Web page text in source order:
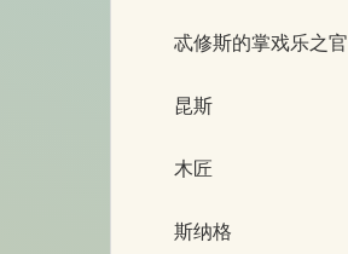
忒修斯的掌戏乐之官
昆斯
木匠
斯纳格